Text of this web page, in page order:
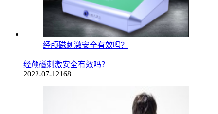
经颅磁刺激安全有效吗？
经颅磁刺激安全有效吗？
2022-07-12168